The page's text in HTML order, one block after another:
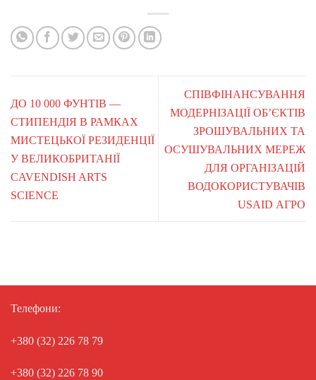
ДО 10 000 ФУНТІВ —
СТИПЕНДІЯ В РАМКАХ
МИСТЕЦЬКОЇ РЕЗИДЕНЦІЇ
У ВЕЛИКОБРИТАНІЇ
CAVENDISH ARTS
SCIENCE
СПІВФІНАНСУВАННЯ
МОДЕРНІЗАЦІЇ ОБ’ЄКТІВ
ЗРОШУВАЛЬНИХ ТА
ОСУШУВАЛЬНИХ МЕРЕЖ
ДЛЯ ОРГАНІЗАЦІЙ
ВОДОКОРИСТУВАЧІВ
USAID АГРО
Телефони:
+380 (32) 226 78 79
+380 (32) 226 78 90